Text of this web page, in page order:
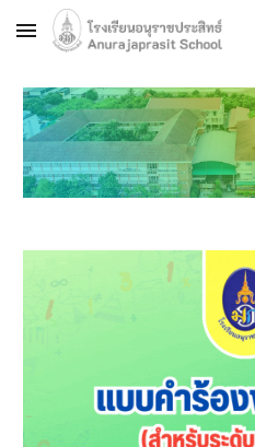
Skip to main content